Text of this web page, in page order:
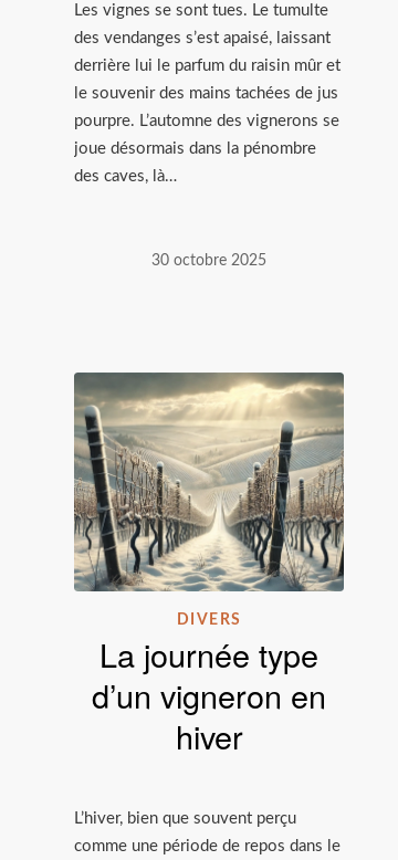
Les vignes se sont tues. Le tumulte
des vendanges s’est apaisé, laissant
derrière lui le parfum du raisin mûr et
le souvenir des mains tachées de jus
pourpre. L’automne des vignerons se
joue désormais dans la pénombre
des caves, là…
30 octobre 2025
DIVERS
La journée type
d’un vigneron en
hiver
L’hiver, bien que souvent perçu
comme une période de repos dans le